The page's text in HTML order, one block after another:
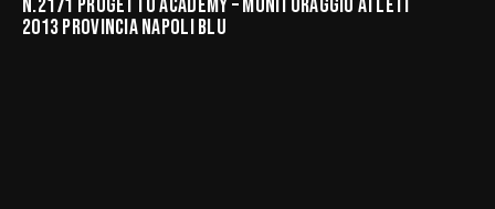
2013 PROVINCIA NAPOLI BLU